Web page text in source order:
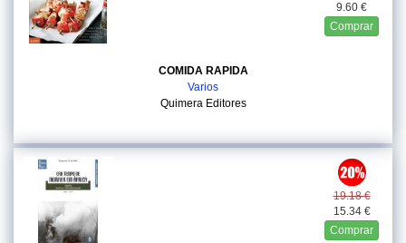
9.60 €
Comprar
COMIDA RAPIDA
Varios
Quimera Editores
19.18 €
15.34 €
Comprar